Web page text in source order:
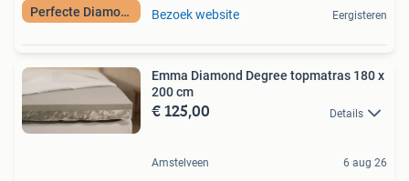
Perfecte Diamond Bezoek website Eergisteren
Emma Diamond Degree topmatras 180 x
200 cm
€ 125,00 Details
Amstelveen 6 aug 26